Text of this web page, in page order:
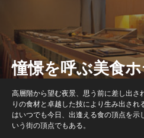
憧憬を呼ぶ美食
高層階から望む夜景、思う前に差し出さ
りの食材と卓越した技により生み出さ
はいつでも今日、出逢える食の頂点を示
いう街の頂点でもある。